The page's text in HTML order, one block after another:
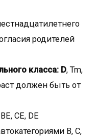
родителей
класса: D, Tm,
должен быть от
СЕ, DE
B, C,